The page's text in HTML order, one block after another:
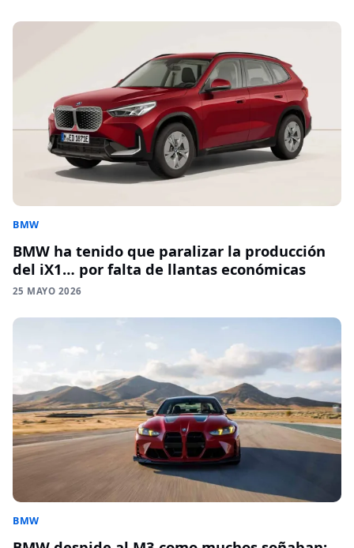
BMW
BMW ha tenido que paralizar la producción
del iX1… por falta de llantas económicas
25 MAYO 2026
BMW